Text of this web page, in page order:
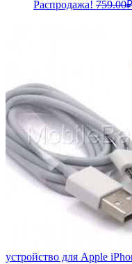
Распродажа! 759.00₽
устройство для Apple